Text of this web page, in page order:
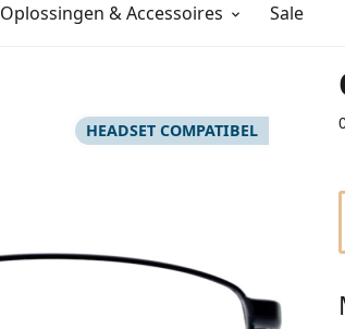
Oplossingen & Accessoires sale
HEADSET COMPATIBEL